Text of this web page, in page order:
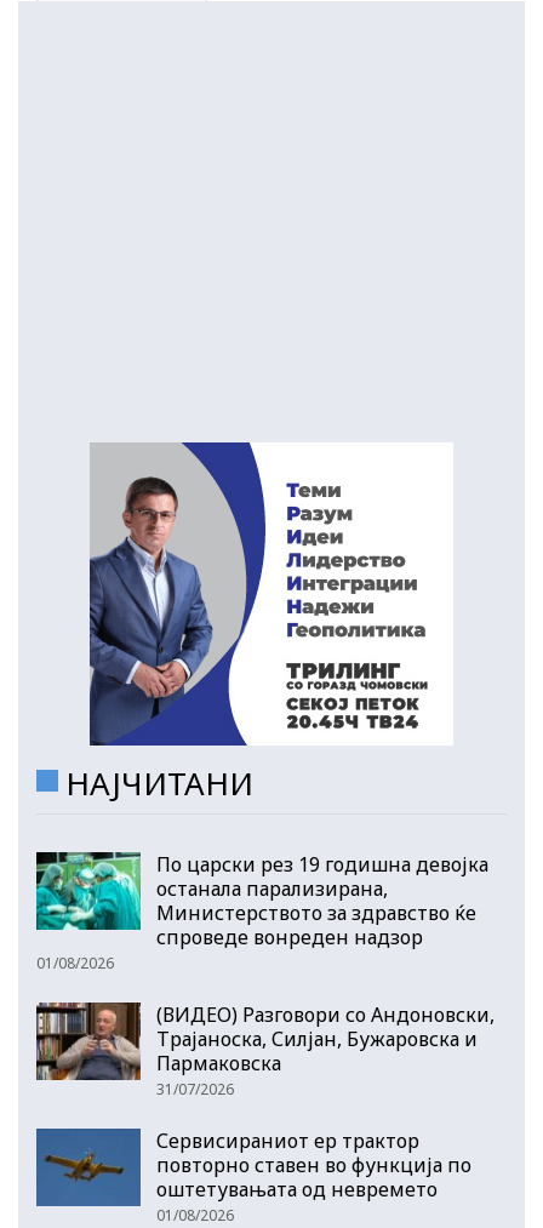
НАЈЧИТАНИ
По царски рез 19 годишна девојка
останала парализирана,
Министерството за здравство ќе
спроведе вонреден надзор
01/08/2026
(ВИДЕО) Разговори со Андоновски,
Трајаноска, Силјан, Бужаровска и
Пармаковска
31/07/2026
Сервисираниот ер трактор
повторно ставен во функција по
оштетувањата од невремето
01/08/2026